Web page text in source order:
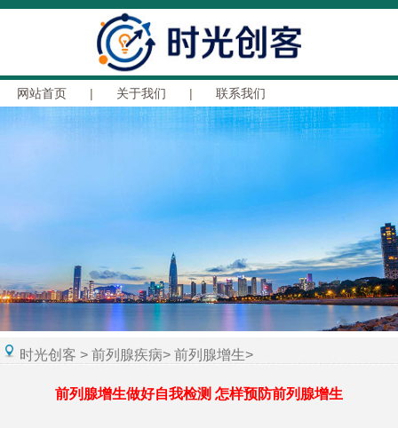
网站首页 | 关于我们 | 联系我们
时光创客 >前列腺疾病>前列腺增生>
前列腺增生做好自我检测 怎样预防前列腺增生